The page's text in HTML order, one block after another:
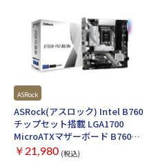
ASRock
ASRock(アスロック) Intel B760
チップセット搭載 LGA1700
MicroATXマザーボード B760M
Pro RS/D4
￥21,980 (税込)